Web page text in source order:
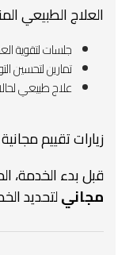
العلاج الطبيعي
جلسات لتقوية
تمارين لتحسين
علاج طبيعي
زيارات تقييم مجانية
قبل بدء الخدمة،
مجانيلتحديد